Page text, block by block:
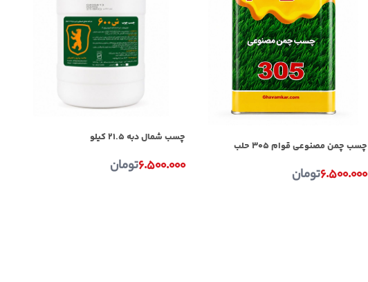
چسب چمن مصنوعی قوام ۳۰۵ حلب
۶.۵۰۰.۰۰۰تومان
چسب شمال دبه ۲۱.۵ کیلو
۶.۵۰۰.۰۰۰تومان